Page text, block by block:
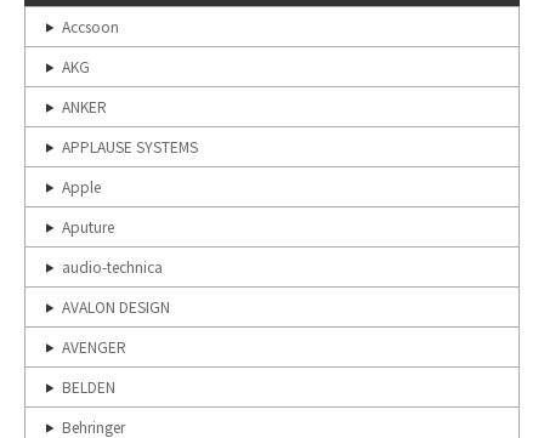
Accsoon
AKG
ANKER
APPLAUSE SYSTEMS
Apple
Aputure
audio-technica
AVALON DESIGN
AVENGER
BELDEN
Behringer